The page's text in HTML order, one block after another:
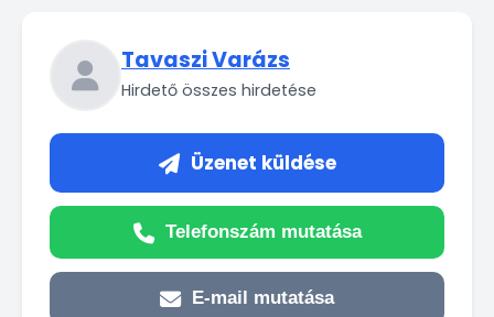
Tavaszi Varázs
Hirdető összes hirdetése
Üzenet küldése
Telefonszám mutatása
E-mail mutatása